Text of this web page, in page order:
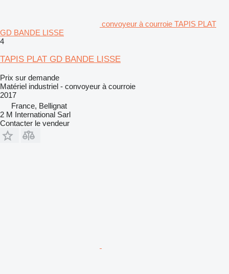
convoyeur à courroie TAPIS PLAT
GD BANDE LISSE
4
TAPIS PLAT GD BANDE LISSE
Prix sur demande
Matériel industriel - convoyeur à courroie
2017
France, Bellignat
2 M International Sarl
Contacter le vendeur